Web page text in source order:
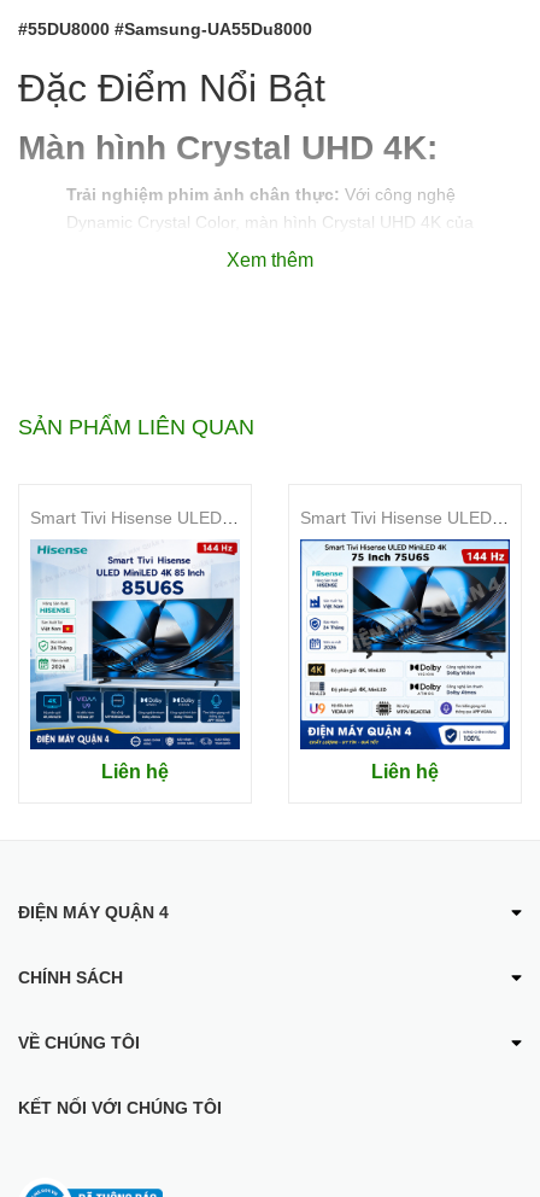
#55DU8000 #Samsung-UA55Du8000
Đặc Điểm Nổi Bật
Màn hình Crystal UHD 4K:
Trải nghiệm phim ảnh chân thực: Với công nghệ
Dynamic Crystal Color, màn hình Crystal UHD 4K của
Smart Tivi Samsung UA55DU8000 4K 55 inch hỗ trợ xử lý
Smart Tivi Samsung UA55DU8000 4K 55 inch
Thiết kế tối giản:Smart Tivi Samsung UA55DU8000 4K
55 inch thiết kế viền siêu mỏng cùng với thiết kế ba cạnh
thanh mảnh giúp nâng cao tính thẩm mỹ, mang lại trải
nghiệm xem phim đắm chìm mà không bị phân tâm bởi
Xem thêm
SẢN PHẨM LIÊN QUAN
Liên hệ Liên hệ
ĐIỆN MÁY QUẬN 4
CHÍNH SÁCH
VỀ CHÚNG TÔI
KẾT NỐI VỚI CHÚNG TÔI